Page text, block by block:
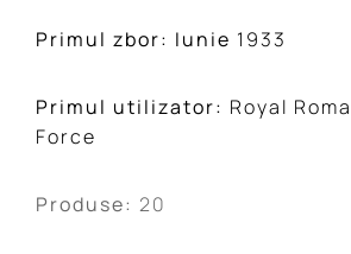
Primul zbor: Iunie 1933
Primul utilizator: Royal
Force
Produse: 20